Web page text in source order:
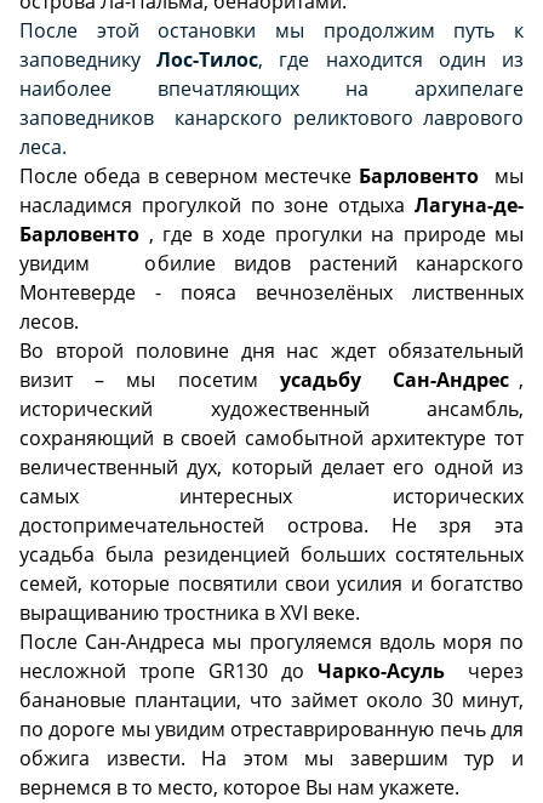
После этой остановки мы продолжим путь к
заповедникуЛос-Тилос, где находится один из
наиболее впечатляющих на архипелаге
заповедников канарского реликтового лаврового
леса.
После обеда в северном местечке Барловенто
мы
насладимся прогулкой по зоне отдыха Лагуна-де-
Барловенто , где в ходе прогулки на природе мы
увидим обилие видов растений канарского
Монтеверде - пояса вечнозелёных лиственных
лесов.
Во второй половине дня нас ждет обязательный
визит – мы посетим усадьбу Сан-Андрес ,
исторический художественный ансамбль,
сохраняющий в своей самобытной архитектуре тот
величественный дух, который делает его одной из
самых интересных исторических
достопримечательностей острова. Не зря эта
усадьба была резиденцией больших состятельных
семей, которые посвятили свои усилия и богатство
выращиванию тростника в XVI веке.
После Сан-Андреса мы прогуляемся вдоль моря по
несложной тропе GR130 до Чарко-Асуль
через
банановые плантации, что займет около 30 минут,
по дороге мы увидим отреставрированную печь для
обжига извести. На этом мы завершим тур и
вернемся в то место, которое Вы нам укажете.